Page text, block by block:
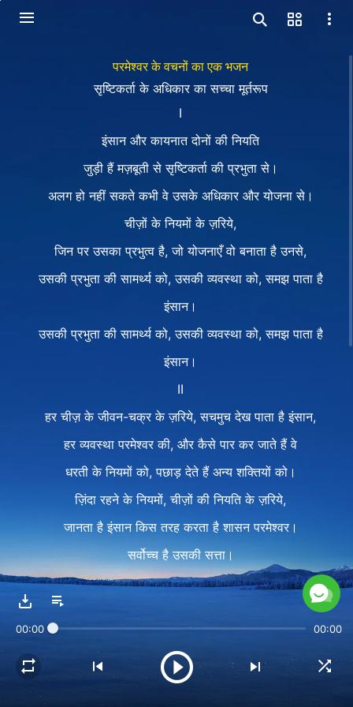
परमेश्वर के वचनों का एक भजन
सृष्टिकर्ता के अधिकार का सच्चा मूर्तरूप
I
इंसान और कायनात दोनों की नियति
जुड़ी हैं मज़बूती से सृष्टिकर्ता की प्रभुता से।
अलग हो नहीं सकते कभी वे उसके अधिकार और योजना से।
चीज़ों के नियमों के ज़रिये,
जिन पर उसका प्रभुत्व है, जो योजनाएँ वो बनाता है उनसे,
उसकी प्रभुता की सामर्थ्य को, उसकी व्यवस्था को, समझ पाता है
इंसान।
उसकी प्रभुता की सामर्थ्य को, उसकी व्यवस्था को, समझ पाता है
इंसान।
II
हर चीज़ के जीवन-चक्र के ज़रिये, सचमुच देख पाता है इंसान,
हर व्यवस्था परमेश्वर की, और कैसे पार कर जाते हैं वे
धरती के नियमों को, पछाड़ देते हैं अन्य शक्तियों को।
ज़िंदा रहने के नियमों, चीज़ों की नियति के ज़रिये,
जानता है इंसान किस तरह करता है शासन परमेश्वर।
सर्वोच्च है उसकी सत्ता।
लाँघ नहीं सकता कोई प्राणी उसकी प्रभुता।
ज़िंदगी चलती और बढ़ती है युगयुगांतर उसकी व्यवस्था से।
00:00 00:00